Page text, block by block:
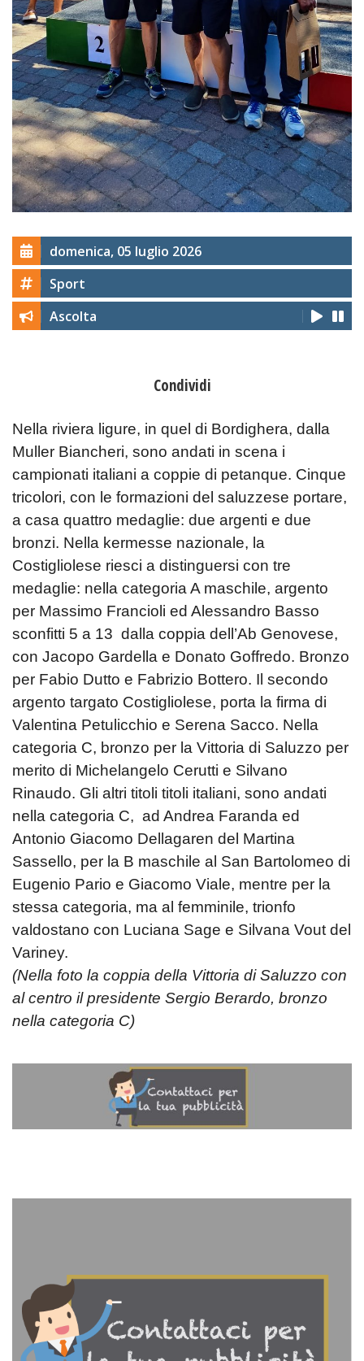
domenica, 05 luglio 2026
Sport
Ascolta
Condividi
Nella riviera ligure, in quel di Bordighera, dalla
Muller Biancheri, sono andati in scena i
campionati italiani a coppie di petanque. Cinque
tricolori, con le formazioni del saluzzese portare,
a casa quattro medaglie: due argenti e due
bronzi. Nella kermesse nazionale, la
Costigliolese riesci a distinguersi con tre
medaglie: nella categoria A maschile, argento
per Massimo Francioli ed Alessandro Basso
sconfitti 5 a 13 dalla coppia dell’Ab Genovese,
con Jacopo Gardella e Donato Goffredo. Bronzo
per Fabio Dutto e Fabrizio Bottero. Il secondo
argento targato Costigliolese, porta la firma di
Valentina Petulicchio e Serena Sacco. Nella
categoria C, bronzo per la Vittoria di Saluzzo per
merito di Michelangelo Cerutti e Silvano
Rinaudo. Gli altri titoli titoli italiani, sono andati
nella categoria C, ad Andrea Faranda ed
Antonio Giacomo Dellagaren del Martina
Sassello, per la B maschile al San Bartolomeo di
Eugenio Pario e Giacomo Viale, mentre per la
stessa categoria, ma al femminile, trionfo
valdostano con Luciana Sage e Silvana Vout del
Variney.
(Nella foto la coppia della Vittoria di Saluzzo con
al centro il presidente Sergio Berardo, bronzo
nella categoria C)